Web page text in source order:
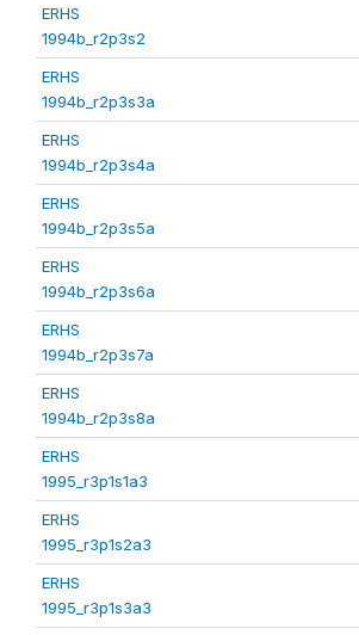
ERHS
1994b_r2p3s2
ERHS
1994b_r2p3s3a
ERHS
1994b_r2p3s4a
ERHS
1994b_r2p3s5a
ERHS
1994b_r2p3s6a
ERHS
1994b_r2p3s7a
ERHS
1994b_r2p3s8a
ERHS
1995_r3p1s1a3
ERHS
1995_r3p1s2a3
ERHS
1995_r3p1s3a3